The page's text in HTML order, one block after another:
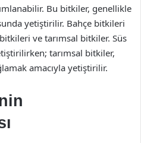
Bu bitkiler, genellikle
yetiştirilir. Bahçe bitkileri
ve tarımsal bitkiler. Süs
tarımsal bitkiler,
amacıyla yetiştirilir.